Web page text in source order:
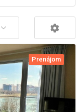
Prenájom